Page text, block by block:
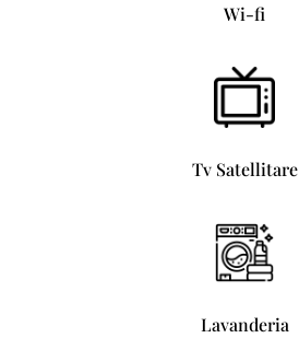
Wi-fi
Tv Satellitare
Lavanderia